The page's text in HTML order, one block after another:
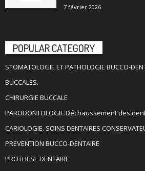
7 février 2026
POPULAR CATEGORY
STOMATOLOGIE ET PATHOLOGIE BUCCO-
BUCCALES.
CHIRURGIE BUCCALE
PARODONTOLOGIE.Déchaussement des
CARIOLOGIE. SOINS DENTAIRES
PREVENTION BUCCO-DENTAIRE
PROTHESE DENTAIRE